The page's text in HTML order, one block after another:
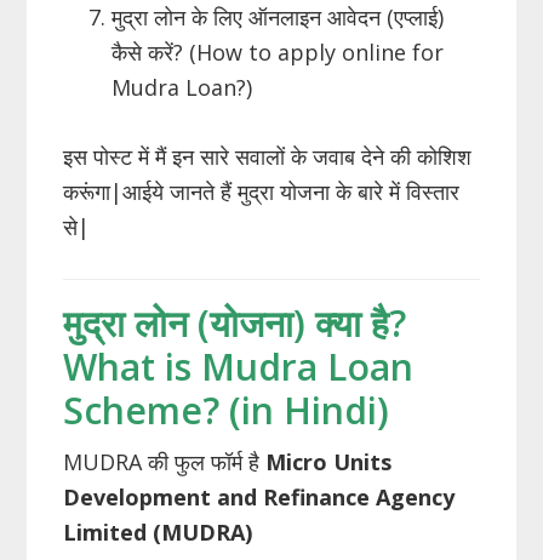
मुद्रा लोन के लिए ऑनलाइन आवेदन (एप्लाई)
कैसे करें? (How to apply online for
Mudra Loan?)
इस पोस्ट में मैं इन सारे सवालों के जवाब देने की कोशिश
करूंगा|आईये जानते हैं मुद्रा योजना के बारे में विस्तार
से|
मुद्रा लोन (योजना) क्या है?
What is Mudra Loan
Scheme? (in Hindi)
MUDRA की फुल फॉर्म है Micro Units
Development and Refinance Agency
Limited (MUDRA)